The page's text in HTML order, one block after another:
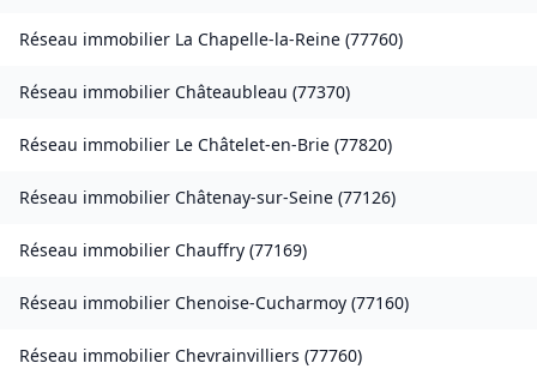
Réseau immobilier La Chapelle-la-Reine (77760)
Réseau immobilier Châteaubleau (77370)
Réseau immobilier Le Châtelet-en-Brie (77820)
Réseau immobilier Châtenay-sur-Seine (77126)
Réseau immobilier Chauffry (77169)
Réseau immobilier Chenoise-Cucharmoy (77160)
Réseau immobilier Chevrainvilliers (77760)